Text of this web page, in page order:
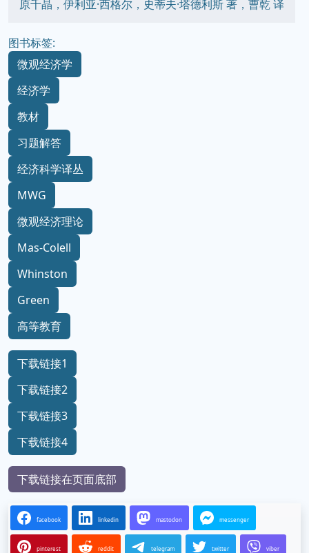
原千晶，伊利亚·西格尔，史蒂夫·塔德利斯 著，曹乾 译
图书标签:
微观经济学
经济学
教材
习题解答
经济科学译丛
MWG
微观经济理论
Mas-Colell
Whinston
Green
高等教育
下载链接1
下载链接2
下载链接3
下载链接4
下载链接在页面底部
facebook linkedin mastodon messenger
pinterest reddit telegram twitter viber